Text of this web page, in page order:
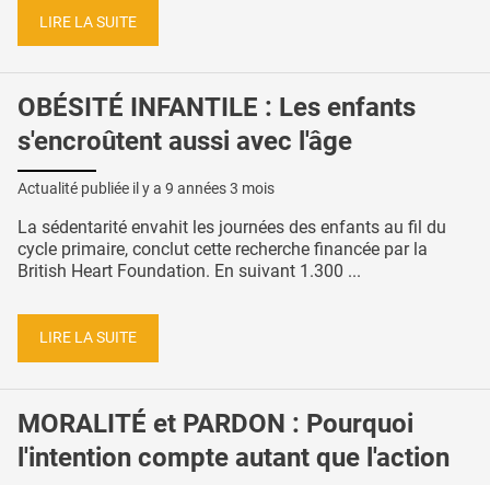
LIRE LA SUITE
OBÉSITÉ INFANTILE : Les enfants
s'encroûtent aussi avec l'âge
Actualité publiée il y a 9 années 3 mois
La sédentarité envahit les journées des enfants au fil du
cycle primaire, conclut cette recherche financée par la
British Heart Foundation. En suivant 1.300 ...
LIRE LA SUITE
MORALITÉ et PARDON : Pourquoi
l'intention compte autant que l'action